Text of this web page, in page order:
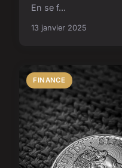
En se f...
13 janvier 2025
FINANCE